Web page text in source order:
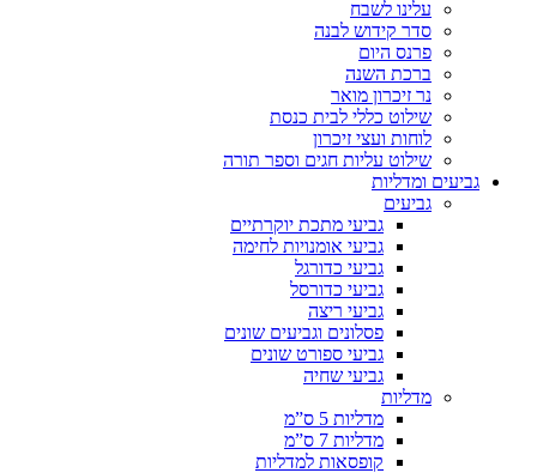
עלינו לשבח
סדר קידוש לבנה
פרנס היום
ברכת השנה
נר זיכרון מואר
שילוט כללי לבית כנסת
לוחות ועצי זיכרון
שילוט עליות חגים וספר תורה
גביעים ומדליות
גביעים
גביעי מתכת יוקרתיים
גביעי אומנויות לחימה
גביעי כדורגל
גביעי כדורסל
גביעי ריצה
פסלונים וגביעים שונים
גביעי ספורט שונים
גביעי שחיה
מדליות
מדליות 5 ס”מ
מדליות 7 ס”מ
קופסאות למדליות